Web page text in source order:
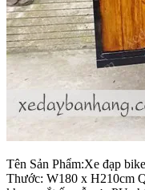
Tên Sản Phẩm:Xe đạp
Thước: W180 x H210cm